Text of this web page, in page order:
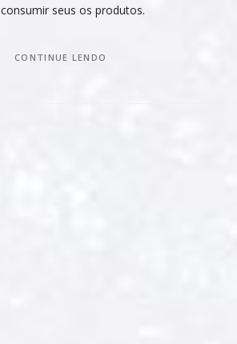
consumir seus os produtos.
CONTINUE LENDO